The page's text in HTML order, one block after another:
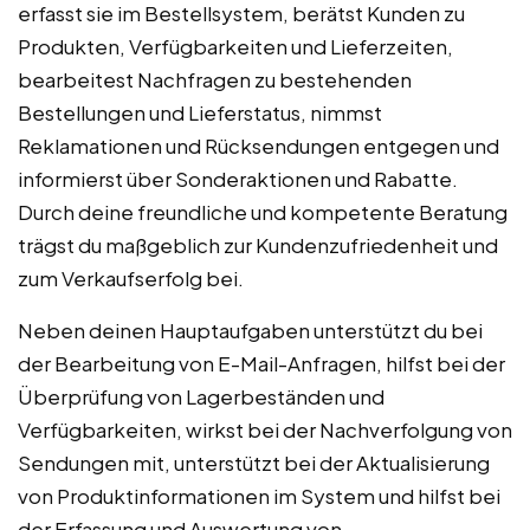
erfasst sie im Bestellsystem, berätst Kunden zu
Produkten, Verfügbarkeiten und Lieferzeiten,
bearbeitest Nachfragen zu bestehenden
Bestellungen und Lieferstatus, nimmst
Reklamationen und Rücksendungen entgegen und
informierst über Sonderaktionen und Rabatte.
Durch deine freundliche und kompetente Beratung
trägst du maßgeblich zur Kundenzufriedenheit und
zum Verkaufserfolg bei.
Neben deinen Hauptaufgaben unterstützt du bei
der Bearbeitung von E-Mail-Anfragen, hilfst bei der
Überprüfung von Lagerbeständen und
Verfügbarkeiten, wirkst bei der Nachverfolgung von
Sendungen mit, unterstützt bei der Aktualisierung
von Produktinformationen im System und hilfst bei